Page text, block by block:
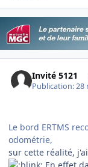
Invité 5121
Publication:28
Le bord ERTMS
odométrie,
sur cette réalité,